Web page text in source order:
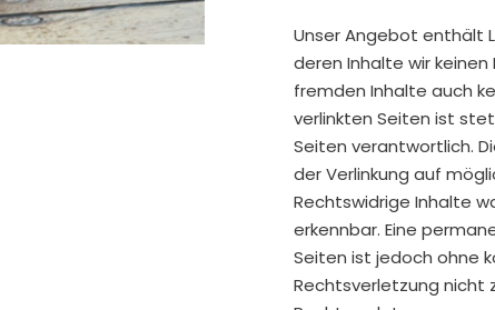
Unser Angebot enthält
deren Inhalte wir keinen
fremden Inhalte auch
verlinkten Seiten ist
Seiten verantwortlich.
der Verlinkung auf
Rechtswidrige Inhalte
erkennbar. Eine
Seiten ist jedoch ohne
Rechtsverletzung nicht